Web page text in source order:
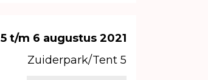
5 t/m 6 augustus 2021
Zuiderpark/Tent 5